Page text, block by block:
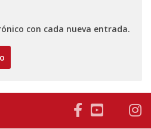
con cada nueva entrada.